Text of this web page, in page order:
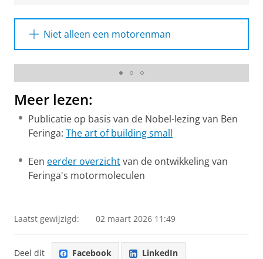
Niet alleen een motorenman
geweest voor Ben Feringa, en hij heeft die
vaardigheid ingezet op verschillende
onderwerpen. Zo heeft hij belangrijke
bijdragen geleverd aan de katalyse, de
ontwikkeling van stoffen die een chemische
reactie versnellen zonder zelf te worden
opgebruikt. Katalysatoren zijn belangrijk voor
de chemische industrie. Hij bestudeerde ook
chiraliteit
die elkaars spiegelbeeld zijn, zoals een linker-
en rechterhand. In de chemie kunnen die twee
‘handen’ heel verschillende eigenschappen
hebben. Bovendien is chiraliteit een
Het officiële 'groepsportret' van de Nobelprijs voor
Meer lezen:
Publicatie op basis van de Nobel-lezing van Ben
Feringa: The art of building small
Een eerder overzichtvan de ontwikkeling van
Feringa's motormoleculen
Laatst gewijzigd: 02 maart 2026 11:49
Deel dit Facebook LinkedIn